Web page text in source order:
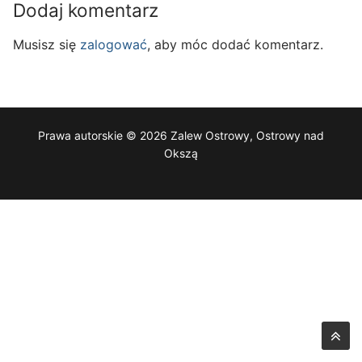
Dodaj komentarz
Musisz się zalogować, aby móc dodać komentarz.
Prawa autorskie © 2026 Zalew Ostrowy, Ostrowy nad
Okszą